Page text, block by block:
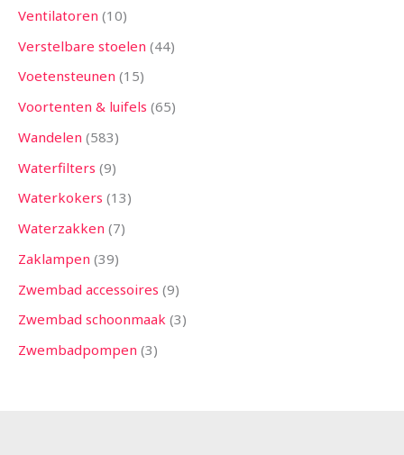
Ventilatoren 10
Verstelbare stoelen 44
Voetensteunen 15
Voortenten & luifels 65
Wandelen 583
Waterfilters 9
Waterkokers 13
Waterzakken 7
Zaklampen 39
Zwembad accessoires 9
Zwembad schoonmaak 3
Zwembadpompen 3